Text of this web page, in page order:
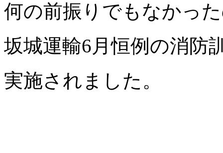
何の前振りでもなかっ
坂城運輸6月恒例の消防
実施されました。